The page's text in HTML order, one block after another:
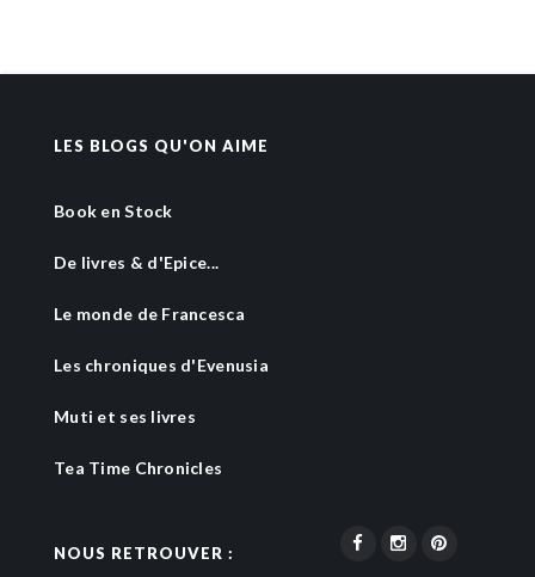
LES BLOGS QU'ON AIME
Book en Stock
De livres & d'Epice...
Le monde de Francesca
Les chroniques d'Evenusia
Muti et ses livres
Tea Time Chronicles
NOUS RETROUVER :